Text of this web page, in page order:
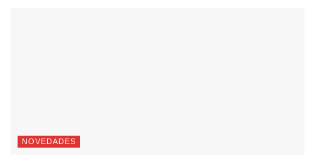
NOVEDADES